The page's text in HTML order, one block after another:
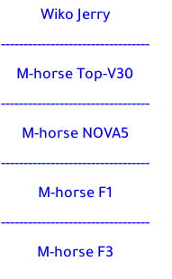
Wiko Jerry
---------------------------------
M-horse Top-V30
---------------------------------
M-horse NOVA5
---------------------------------
M-horse F1
---------------------------------
M-horse F3